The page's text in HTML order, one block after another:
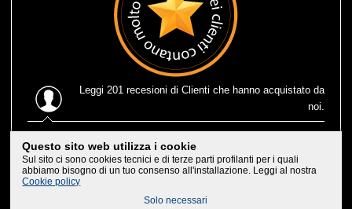
Leggi 201 recesioni di Clienti che hanno acquistato da
noi.
eccezionale, leggerissima e consegnatami in 1 solo giorno
lavorativo, che efficenza, trovarne di negozi cosi'. Bravi,
non posso che consigliarvi ai miei amici
Questo sito web utilizza i cookie
Sul sito ci sono cookies tecnici e di terze parti profilanti per i quali
abbiamo bisogno di un tuo consenso all'installazione. Leggi al nostra
Cookie policy
Solo necessari